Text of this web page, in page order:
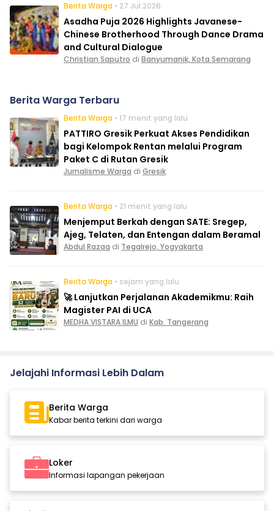
Berita Warga • 27 Jul 2026
Asadha Puja 2026 Highlights Javanese-
Chinese Brotherhood Through Dance Drama
and Cultural Dialogue
Christian Saputro di Banyumanik, Kota Semarang
Berita Warga Terbaru
Berita Warga • 17 menit yang lalu
PATTIRO Gresik Perkuat Akses Pendidikan
bagi Kelompok Rentan melalui Program
Paket C di Rutan Gresik
Jurnalisme Warga di Gresik
Berita Warga • 21 menit yang lalu
Menjemput Berkah dengan SATE: Sregep,
Ajeg, Telaten, dan Entengan dalam Beramal
Abdul Razaq di Tegalrejo, Yogyakarta
Berita Warga • sejam yang lalu
🚀 Lanjutkan Perjalanan Akademikmu: Raih
Magister PAI di UCA
MEDHA VISTARA ILMU di Kab. Tangerang
Jelajahi Informasi Lebih Dalam
Berita Warga
Kabar berita terkini dari warga
Loker
Informasi lapangan pekerjaan